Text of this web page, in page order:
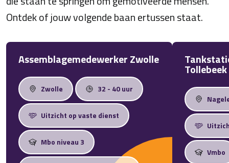
Ontdek of jouw volgende baan ertussen staat.
Assemblagemedewerker Zwolle
Zwolle 32 - 40 uur
Uitzicht op vaste dienst
Mbo niveau 3
Tollebeek
Vmbo